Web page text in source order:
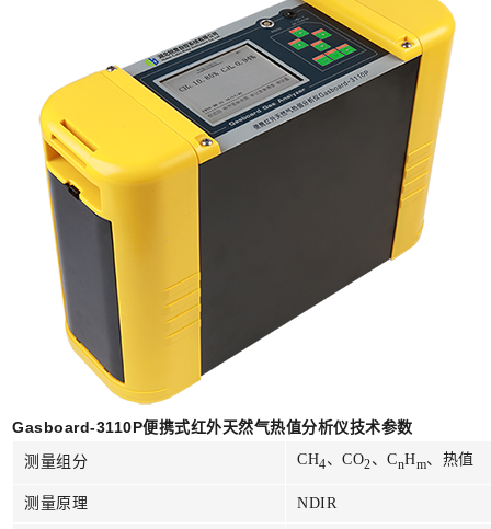
Gasboard-3110P便携式红外天然气热值分析仪技术参数
测量组分 CH4、CO2、CnHm、热值
测量原理 NDIR